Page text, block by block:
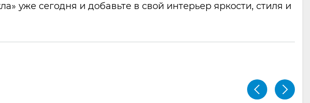
уже сегодня и добавьте в свой интерьер яркости, стиля и